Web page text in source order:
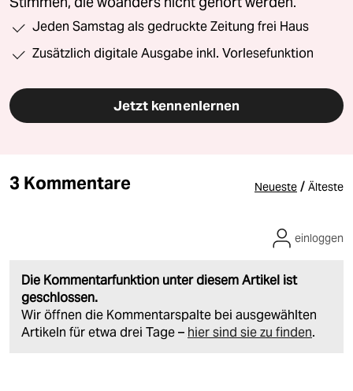
Jeden Samstag als gedruckte Zeitung frei Haus
Zusätzlich digitale Ausgabe inkl. Vorlesefunktion
Jetzt kennenlernen
3 Kommentare Neueste / Älteste
Die Kommentarfunktion unter diesem Artikel ist
geschlossen.
Wir öffnen die Kommentarspalte bei ausgewählten
Artikeln für etwa drei Tage – hier sind sie zu finden.
einloggen